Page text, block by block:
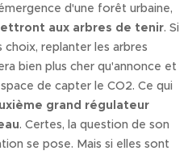
d'une forêt urbaine,
aux arbres de tenir. Si
replanter les arbres
bien plus cher qu'annonce et
de capter le CO2. Ce qui
grand régulateur
. Certes, la question de son
se pose. Mais si elles sont